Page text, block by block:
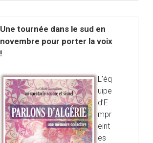
Une tournée dans le sud en
novembre pour porter la voix
!
L’éq
uipe
d’E
mpr
eint
es